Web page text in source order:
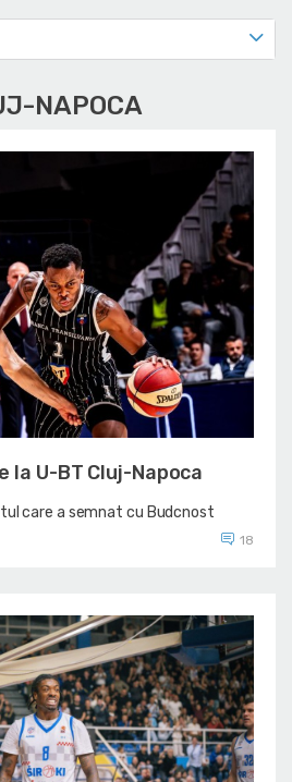
NAPOCA
la U-BT Cluj-Napoca
care a semnat cu Budcnost
18